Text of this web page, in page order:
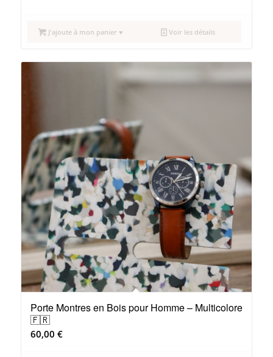
J'ajoute à mon panier ♥ Voir les détails
Porte Montres en Bois pour Homme – Multicolore
🇫🇷
60,00 €